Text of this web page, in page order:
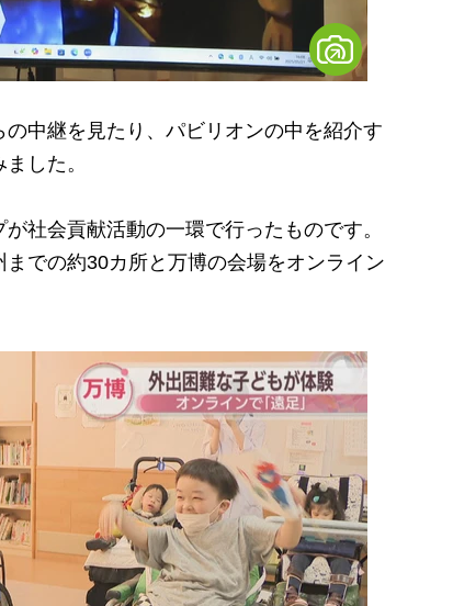
中継を見たり、パビリオンの中を紹介す
した。
社会貢献活動の一環で行ったものです。
での約30カ所と万博の会場をオンライン